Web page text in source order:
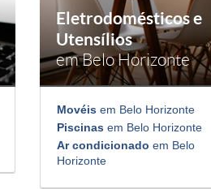
Eletrodomésticos e
Utensílios
em Belo Horizonte
Movéisem Belo Horizonte
Piscinasem Belo Horizonte
Ar condicionado em Belo
Horizonte